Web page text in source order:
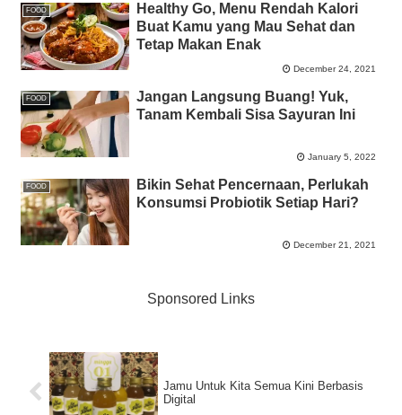
FOOD
Healthy Go, Menu Rendah Kalori
Buat Kamu yang Mau Sehat dan
Tetap Makan Enak
December 24, 2021
FOOD
Jangan Langsung Buang! Yuk,
Tanam Kembali Sisa Sayuran Ini
January 5, 2022
FOOD
Bikin Sehat Pencernaan, Perlukah
Konsumsi Probiotik Setiap Hari?
December 21, 2021
Sponsored Links
Jamu Untuk Kita Semua Kini Berbasis
Digital